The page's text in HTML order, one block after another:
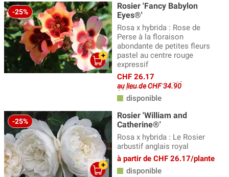
-25%
Rosier 'Fancy Babylon
Eyes®'
Rosa x hybrida : Rose de
Perse à la floraison
abondante de petites fleurs
pastel au centre rouge
expressif
CHF 26.17
au lieu de CHF 34.90
disponible
-25%
Rosier 'William and
Catherine®'
Rosa x hybrida : Le Rosier
arbustif anglais royal
à partir de CHF 26.17/plante
disponible